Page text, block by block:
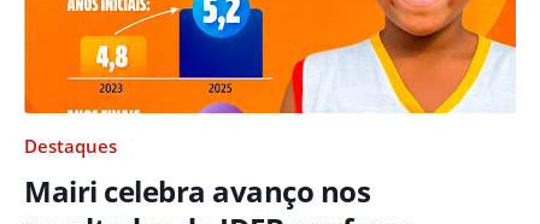
Destaques
Mairi celebra avanço nos